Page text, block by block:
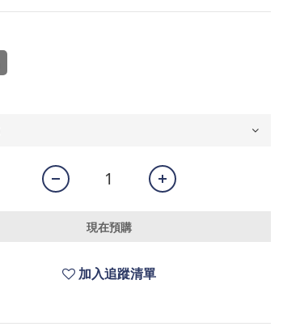
現在預購
加入追蹤清單